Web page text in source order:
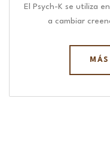
El Psych-K se utiliza
a cambiar